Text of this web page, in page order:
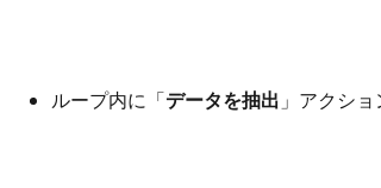
ループ内に「データを抽出」アクショ